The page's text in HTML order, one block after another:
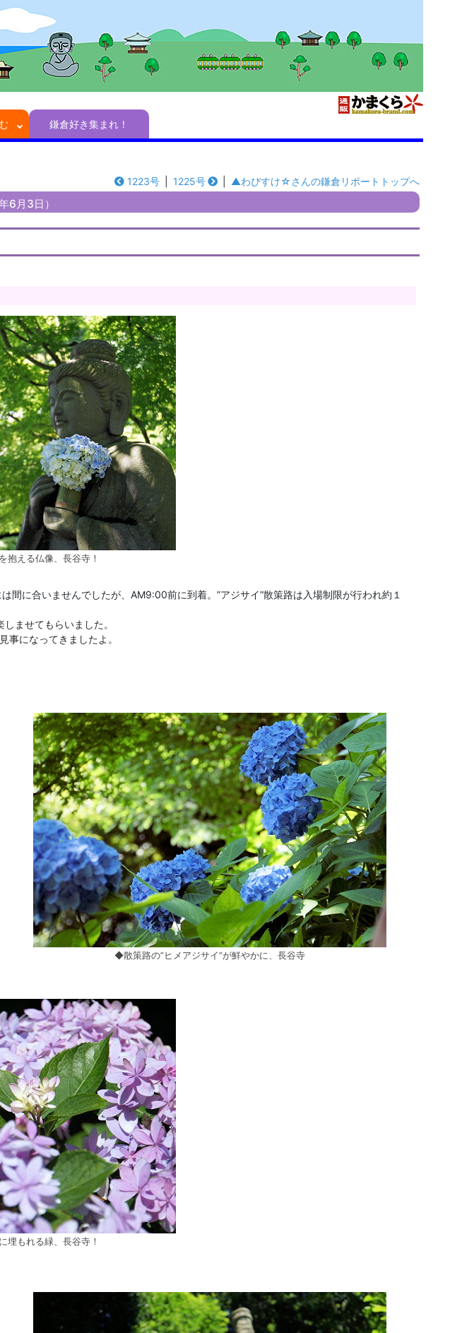
鎌倉好き集まれ！
1223号 1225号 ▲わびすけ☆さんの鎌倉リポートトップへ
6月3日）
抱える仏像、長谷寺！
に合いませんでしたが、AM9:00前に到着。”アジサイ”散策路は入場制限が行われ約１
ませてもらいました。
事になってきましたよ。
◆散策路の”ヒメアジサイ”が鮮やかに、長谷寺
埋もれる緑、長谷寺！